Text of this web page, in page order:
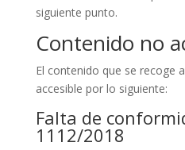
siguiente punto.
Contenido no
El contenido que se recoge
accesible por lo siguiente:
Falta de
1112/2018